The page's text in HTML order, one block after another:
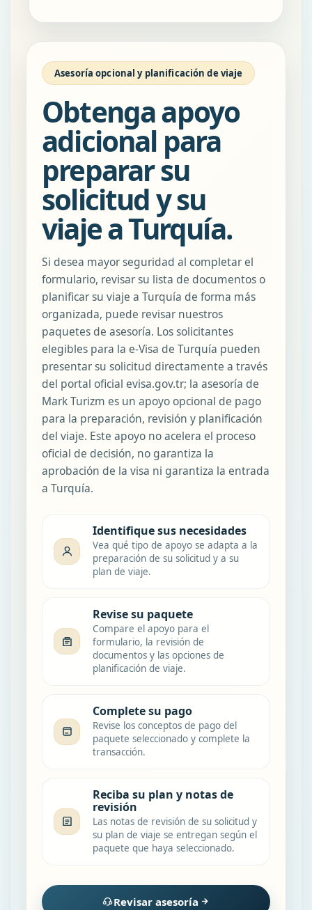
Asesoría opcional y planificación de viaje
Obtenga apoyo
adicional para
preparar su
solicitud y su
viaje a Turquía.
Si desea mayor seguridad al completar el
formulario, revisar su lista de documentos o
planificar su viaje a Turquía de forma más
organizada, puede revisar nuestros
paquetes de asesoría. Los solicitantes
elegibles para la e-Visa de Turquía pueden
presentar su solicitud directamente a través
del portal oficial evisa.gov.tr; la asesoría de
Mark Turizm es un apoyo opcional de pago
para la preparación, revisión y planificación
del viaje. Este apoyo no acelera el proceso
oficial de decisión, no garantiza la
aprobación de la visa ni garantiza la entrada
a Turquía.
Identifique sus necesidades
Vea qué tipo de apoyo se adapta a la
preparación de su solicitud y a su
plan de viaje.
Revise su paquete
Compare el apoyo para el
formulario, la revisión de
documentos y las opciones de
planificación de viaje.
Complete su pago
Revise los conceptos de pago del
paquete seleccionado y complete la
transacción.
Reciba su plan y notas de
revisión
Las notas de revisión de su solicitud y
su plan de viaje se entregan según el
paquete que haya seleccionado.
Revisar asesoría